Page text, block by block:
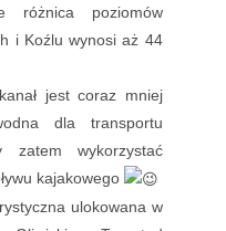
różnica poziomów
i Koźlu wynosi aż 44
jest coraz mniej
dla transportu
zatem wykorzystać
kajakowego
ulokowana w